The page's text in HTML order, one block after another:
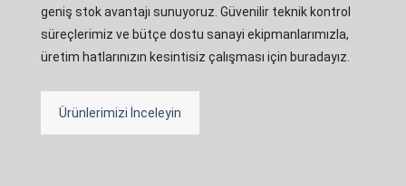
geniş stok avantajı sunuyoruz. Güvenilir teknik kontrol
süreçlerimiz ve bütçe dostu sanayi ekipmanlarımızla,
üretim hatlarınızın kesintisiz çalışması için buradayız.
Ürünlerimizi İnceleyin